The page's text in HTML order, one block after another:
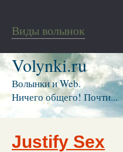
Виды волынок
Volynki.ru
Волынки и Web.
Ничего общего! Почти...
Justify Sex